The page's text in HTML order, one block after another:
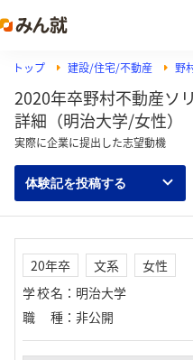
トップ 建設/住宅/不動産 野
2020年卒野村不動産ソ
詳細（明治大学/女性）
実際に企業に提出した志望動機
体験記を投稿する
20年卒 文系
女性
学校名 ： 明治大学
職種 ： 非公開